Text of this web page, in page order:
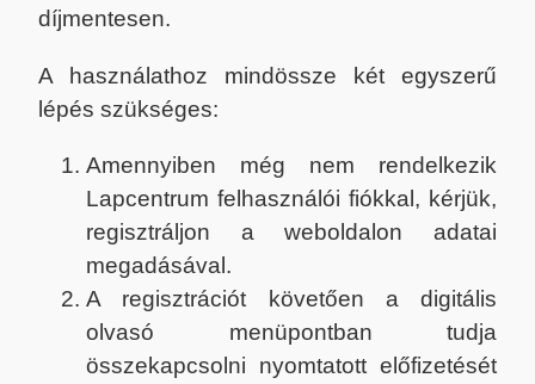
díjmentesen.
A használathoz mindössze két egyszerű
lépés szükséges:
Amennyiben még nem rendelkezik
Lapcentrum felhasználói fiókkal, kérjük,
regisztráljon a weboldalon adatai
megadásával.
A regisztrációt követően a digitális
olvasó menüpontban tudja
összekapcsolni nyomtatott előfizetését